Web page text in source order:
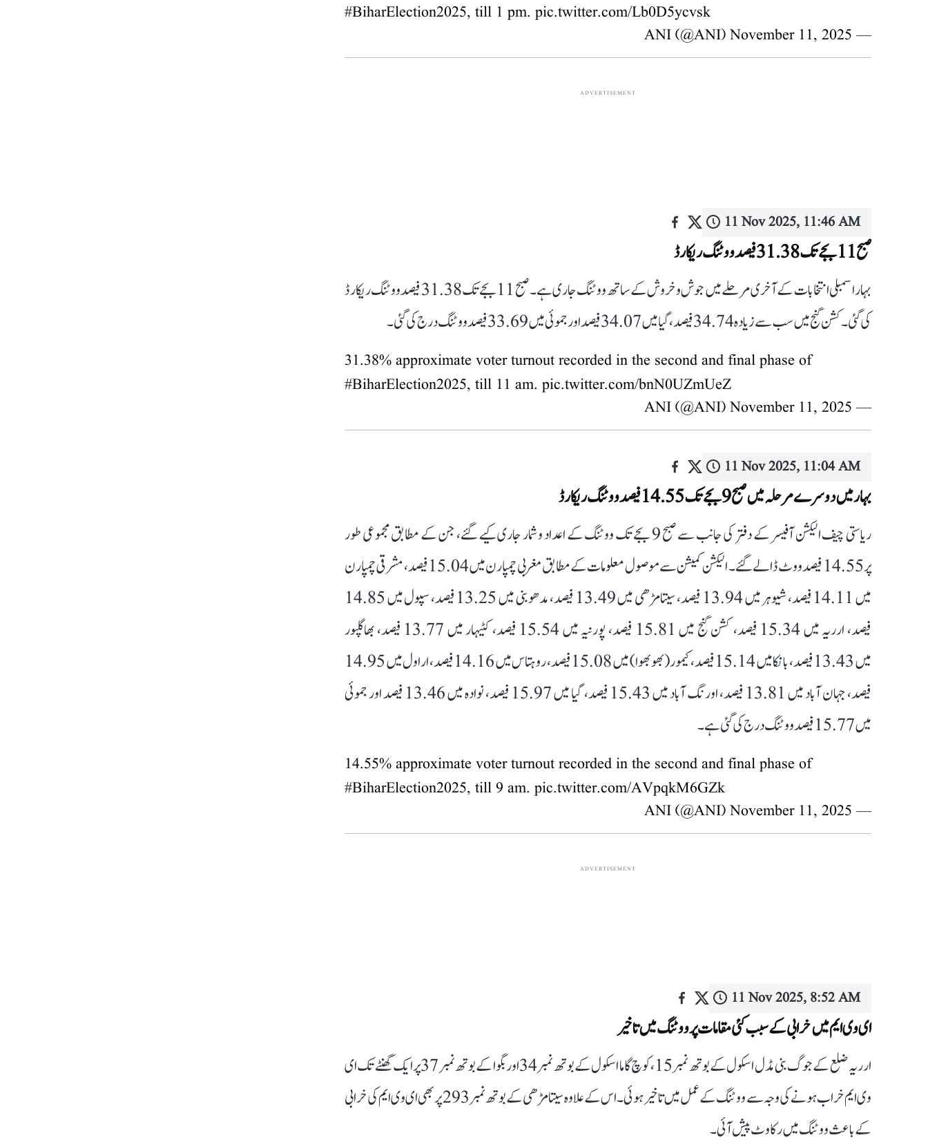
#BiharElection2025, till 1 pm. pic.twitter.com/Lb0D5ycvsk
— ANI (@ANI)
November 11, 2025
ADVERTISEMENT
11 Nov 2025, 11:46 AM
صبح 11 بجے تک 31.38 فیصد ووٹنگ ریکارڈ
بہار اسمبلی انتخابات کے آخری مرحلے میں جوش و خروش کے ساتھ ووٹنگ جاری ہے۔ صبح 11 بجے تک 31.38 فیصد ووٹنگ ریکارڈ
کی گئی۔ کشن گنج میں سب سے زیادہ 34.74 فیصد، گیا میں 34.07 فیصد اور جموئی میں 33.69 فیصد ووٹنگ درج کی گئی۔
31.38% approximate voter turnout recorded in the second and final phase of
#BiharElection2025, till 11 am. pic.twitter.com/bnN0UZmUeZ
— ANI (@ANI)
November 11, 2025
11 Nov 2025, 11:04 AM
بہار میں دوسرے مرحلہ میں صبح 9 بجے تک 14.55 فیصد ووٹنگ ریکارڈ
ریاستی چیف الیکشن آفیسر کے دفتر کی جانب سے صبح 9 بجے تک ووٹنگ کے اعداد و شمار جاری کیے گئے، جن کے مطابق مجموعی طور
پر 14.55 فیصد ووٹ ڈالے گئے۔ الیکشن کمیشن سے موصول معلومات کے مطابق مغربی چمپارن میں 15.04 فیصد، مشرقی چمپارن
میں 14.11 فیصد، شیوہر میں 13.94 فیصد، سیتامڑھی میں 13.49 فیصد، مدھوبنی میں 13.25 فیصد، سپول میں 14.85
فیصد، ارریہ میں 15.34 فیصد، کشن گنج میں 15.81 فیصد، پورنیہ میں 15.54 فیصد، کٹیہار میں 13.77 فیصد، بھاگلپور
میں 13.43 فیصد، بانکا میں 15.14 فیصد، کیمور (بھوبھوا) میں 15.08 فیصد، روہتاس میں 14.16 فیصد، اراول میں 14.95
فیصد، جہان آباد میں 13.81 فیصد، اورنگ آباد میں 15.43 فیصد، گیا میں 15.97 فیصد، نوادہ میں 13.46 فیصد اور جموئی
میں 15.77 فیصد ووٹنگ درج کی گئی ہے۔
14.55% approximate voter turnout recorded in the second and final phase of
#BiharElection2025, till 9 am. pic.twitter.com/AVpqkM6GZk
— ANI (@ANI)
November 11, 2025
ADVERTISEMENT
11 Nov 2025, 8:52 AM
ای وی ایم میں خرابی کے سبب کئی مقامات پر ووٹنگ میں تاخیر
ارریہ ضلع کے جوگ بنی مڈل اسکول کے بوتھ نمبر 15، کوچ گاما اسکول کے بوتھ نمبر 34 اور بگوا کے بوتھ نمبر 37 پر ایک گھنٹے تک ای
وی ایم خراب ہونے کی وجہ سے ووٹنگ کے عمل میں تاخیر ہوئی۔ اس کے علاوہ سیتامڑھی کے بوتھ نمبر 293 پر بھی ای وی ایم کی خرابی
کے باعث ووٹنگ میں رکاوٹ پیش آئی۔